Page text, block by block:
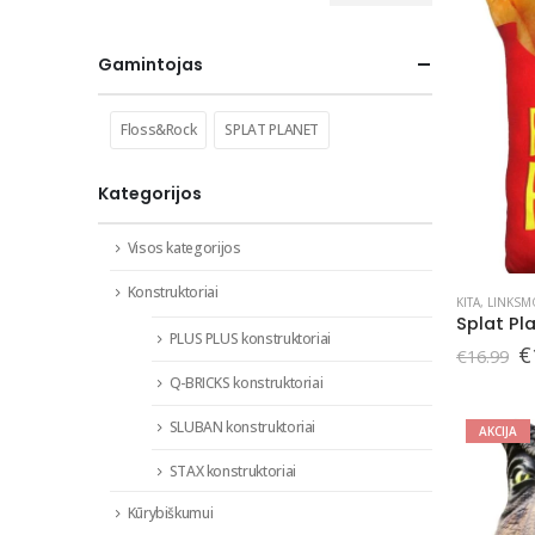
KITA,
€16.99 €
AKCIJA
Gamintojas
Floss&Rock SPLAT PLANET
Kategorijos
Visos kategorijos
Konstruktoriai
PLUS PLUS konstruktoriai
Q-BRICKS konstruktoriai
SLUBAN konstruktoriai
STAX konstruktoriai
Kūrybiškumui